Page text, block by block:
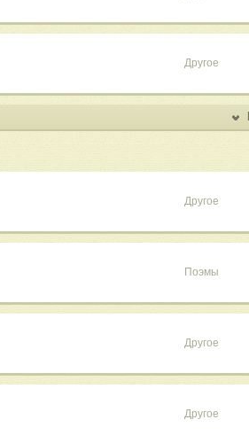
Другое
Другое
Поэмы
Другое
Другое